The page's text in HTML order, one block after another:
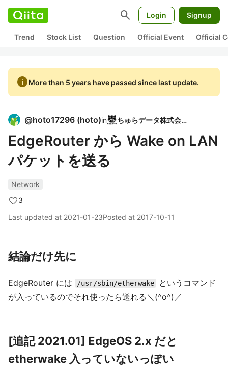
search Login Signup
Trend Stock List Question Official Event Official
infoMore than 5 years have passed since last update.
@hoto17296 (hoto)in ちゅらデータ株式会社
EdgeRouter から Wake on LAN
パケットを送る
Network
3
Last updated at 2021-01-23Posted at 2017-10-11
結論だけ先に
EdgeRouter には /usr/sbin/etherwake
というコマンド
が入っているのでそれ使ったら送れる＼(^o^)／
[追記 2021.01] EdgeOS 2.x だと
etherwake 入っていないっぽい